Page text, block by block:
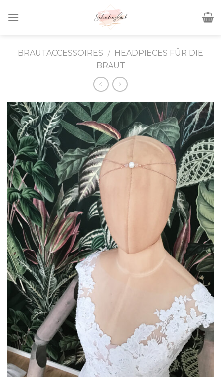
BRAUTACCESSOIRES / HEADPIECES FÜR DIE
BRAUT